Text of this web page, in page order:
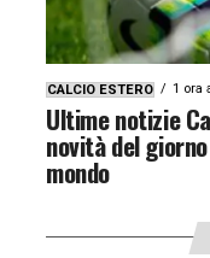
CALCIO ESTERO 1 ora
Ultime notizie
novità del
mondo